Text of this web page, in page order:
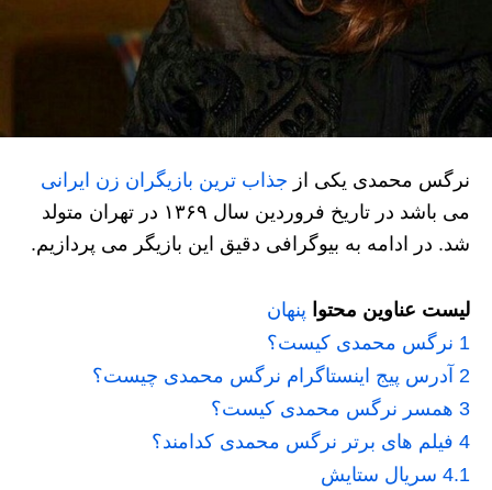
نرگس محمدی یکی از جذاب ترین بازیگران زن ایرانی
می باشد در تاریخ فروردین سال ۱۳۶۹ در تهران متولد
شد. در ادامه به بیوگرافی دقیق این بازیگر می پردازیم.
لیست عناوین محتوا پنهان
1 نرگس محمدی کیست؟
2 آدرس پیج اینستاگرام نرگس محمدی چیست؟
3 همسر نرگس محمدی کیست؟
4 فیلم های برتر نرگس محمدی کدامند؟
4.1 سریال ستایش